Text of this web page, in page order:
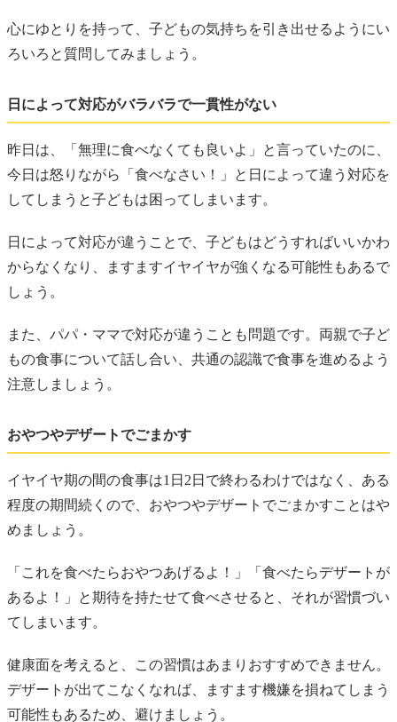
心にゆとりを持って、子どもの気持ちを引き出せるようにい
ろいろと質問してみましょう。
日によって対応がバラバラで一貫性がない
昨日は、「無理に食べなくても良いよ」と言っていたのに、
今日は怒りながら「食べなさい！」と日によって違う対応を
してしまうと子どもは困ってしまいます。
日によって対応が違うことで、子どもはどうすればいいかわ
からなくなり、ますますイヤイヤが強くなる可能性もあるで
しょう。
また、パパ・ママで対応が違うことも問題です。両親で子ど
もの食事について話し合い、共通の認識で食事を進めるよう
注意しましょう。
おやつやデザートでごまかす
イヤイヤ期の間の食事は1日2日で終わるわけではなく、ある
程度の期間続くので、おやつやデザートでごまかすことはや
めましょう。
「これを食べたらおやつあげるよ！」「食べたらデザートが
あるよ！」と期待を持たせて食べさせると、それが習慣づい
てしまいます。
健康面を考えると、この習慣はあまりおすすめできません。
デザートが出てこなくなれば、ますます機嫌を損ねてしまう
可能性もあるため、避けましょう。